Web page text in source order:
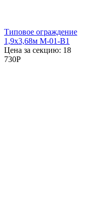
Типовое ограждение
1,9x3,68м М-01-В1
Цена за секцию: 18
730P